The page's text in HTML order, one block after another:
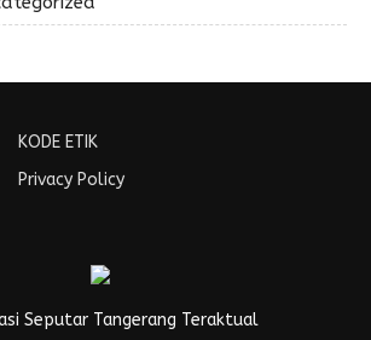
KODE ETIK
Privacy Policy
Seputar Tangerang Teraktual